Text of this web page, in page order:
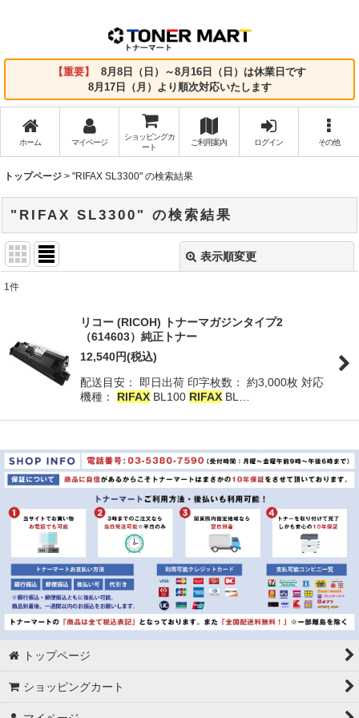
【重要】
8月8日（日）～8月16日（日）は休業日です
8月17日（月）より順次対応いたします
ホーム マイページ
ショッピングカ
ート
ご利用案内 ログイン その他
トップページ > "RIFAX SL3300" の検索結果
"RIFAX SL3300" の検索結果
表示順変更
表示数
:
1件
リコー (RICOH) トナーマガジンタイプ2
（614603）純正トナー
12,540円(税込)
配送目安： 即日出荷 印字枚数： 約3,000枚 対応
機種： RIFAX BL100 RIFAX BL…
トップページ
ショッピングカート